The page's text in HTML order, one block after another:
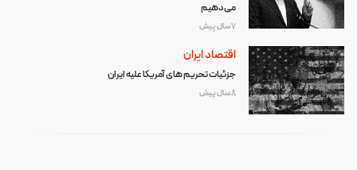
می‌دهیم
7 سال پیش
اقتصاد ایران
جزئیات تحریم های آمریکا علیه ایران
8 سال پیش